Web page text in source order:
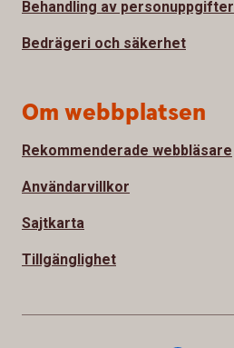
Behandling av personuppgifter
Bedrägeri och säkerhet
Om webbplatsen
Rekommenderade webbläsare
Användarvillkor
Sajtkarta
Tillgänglighet